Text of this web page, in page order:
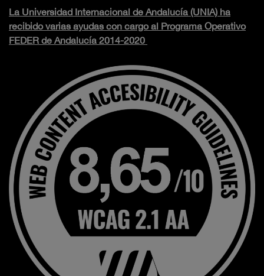
La Universidad Internacional de Andalucía (UNIA) ha
recibido varias ayudas con cargo al Programa Operativo
FEDER de Andalucía 2014-2020